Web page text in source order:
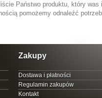
Państwo produktu, który
pomożemy odnaleźć
Zakupy
Dostawa i płatności
Regulamin zakupów
Kontakt